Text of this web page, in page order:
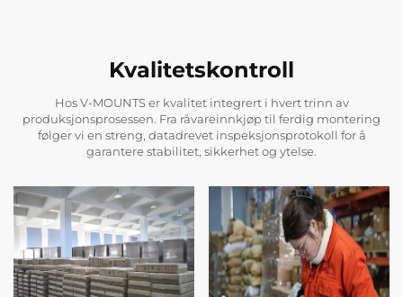
Kvalitetskontroll
Hos V-MOUNTS er kvalitet integrert i hvert trinn av
produksjonsprosessen. Fra råvareinnkjøp til ferdig montering
følger vi en streng, datadrevet inspeksjonsprotokoll for å
garantere stabilitet, sikkerhet og ytelse.